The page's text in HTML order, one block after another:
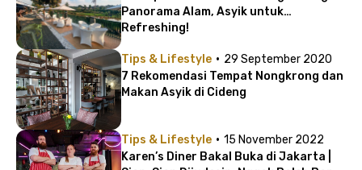
Panorama Alam, Asyik untuk
Refreshing!
Tips & Lifestyle · 29 September 2020
7 Rekomendasi Tempat Nongkrong dan
Makan Asyik di Cideng
Tips & Lifestyle · 15 November 2022
Karen’s Diner Bakal Buka di Jakarta |